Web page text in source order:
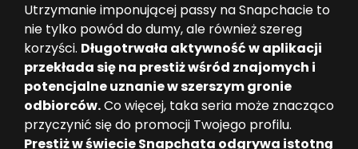
Utrzymanie imponującej passy na Snapchacie to
nie tylko powód do dumy, ale również szereg
korzyści. Długotrwała aktywność w aplikacji
przekłada się na prestiż wśród znajomych i
potencjalne uznanie w szerszym gronie
odbiorców.Co więcej, taka seria może znacząco
przyczynić się do promocji Twojego profilu.
Prestiż w świecie Snapchata odgrywa istotną